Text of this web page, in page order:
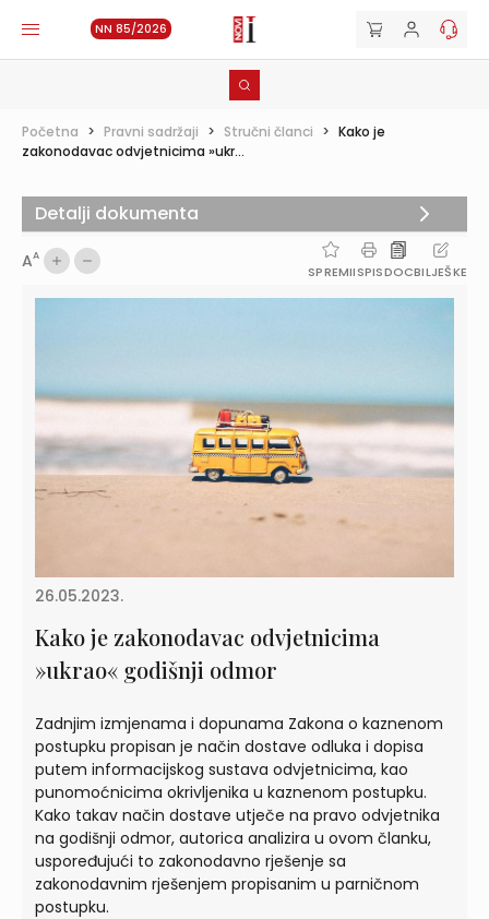
NN 85/2026
Početna > Pravni sadržaji > Stručni članci > Kako je
zakonodavac odvjetnicima »ukr...
AA
SPREMIISPISDOCBILJEŠKE
26.05.2023.
Kako je zakonodavac odvjetnicima
»ukrao« godišnji odmor
Zadnjim izmjenama i dopunama Zakona o kaznenom
postupku propisan je način dostave odluka i dopisa
putem informacijskog sustava odvjetnicima, kao
punomoćnicima okrivljenika u kaznenom postupku.
Kako takav način dostave utječe na pravo odvjetnika
na godišnji odmor, autorica analizira u ovom članku,
uspoređujući to zakonodavno rješenje sa
zakonodavnim rješenjem propisanim u parničnom
postupku.
Detalji dokumenta